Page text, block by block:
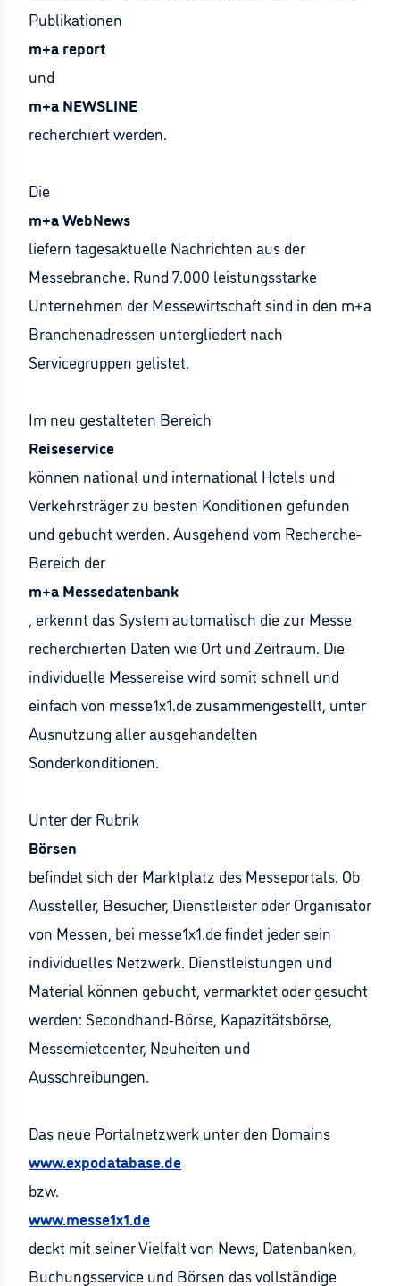
Publikationen
m+a report
und
m+a NEWSLINE
recherchiert werden.
Die
m+a WebNews
liefern tagesaktuelle Nachrichten aus der
Messebranche. Rund 7.000 leistungsstarke
Unternehmen der Messewirtschaft sind in den m+a
Branchenadressen untergliedert nach
Servicegruppen gelistet.
Im neu gestalteten Bereich
Reiseservice
können national und international Hotels und
Verkehrsträger zu besten Konditionen gefunden
und gebucht werden. Ausgehend vom Recherche-
Bereich der
m+a Messedatenbank
, erkennt das System automatisch die zur Messe
recherchierten Daten wie Ort und Zeitraum. Die
individuelle Messereise wird somit schnell und
einfach von messe1x1.de zusammengestellt, unter
Ausnutzung aller ausgehandelten
Sonderkonditionen.
Unter der Rubrik
Börsen
befindet sich der Marktplatz des Messeportals. Ob
Aussteller, Besucher, Dienstleister oder Organisator
von Messen, bei messe1x1.de findet jeder sein
individuelles Netzwerk. Dienstleistungen und
Material können gebucht, vermarktet oder gesucht
werden: Secondhand-Börse, Kapazitätsbörse,
Messemietcenter, Neuheiten und
Ausschreibungen.
Das neue Portalnetzwerk unter den Domains
www.expodatabase.de
bzw.
www.messe1x1.de
deckt mit seiner Vielfalt von News, Datenbanken,
Buchungsservice und Börsen das vollständige